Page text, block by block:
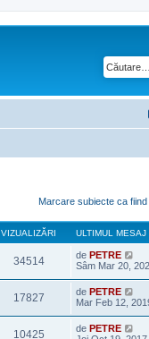
Marcare subiecte ca fiind
VIZUALIZĂRI ULTIMUL MESAJ
34514 de PETRE
Sâm Mar 20,
17827 de PETRE
Mar Feb 12,
10425 de PETRE